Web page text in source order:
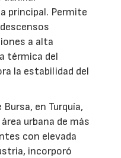
principal. Permite
a alta
térmica del
la estabilidad del
en Turquía,
urbana de más
con elevada
incorporó